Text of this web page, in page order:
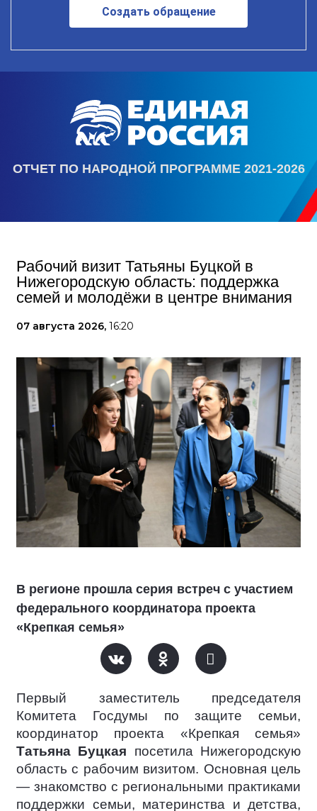
Создать обращение
ОТЧЕТ ПО НАРОДНОЙ ПРОГРАММЕ 2021-2026
Рабочий визит Татьяны Буцкой в
Нижегородскую область: поддержка
семей и молодёжи в центре внимания
07 августа 2026, 16:20
В регионе прошла серия встреч с участием
федерального координатора проекта
«Крепкая семья»
Первый заместитель председателя
Комитета Госдумы по защите семьи,
координатор проекта «Крепкая семья»
Татьяна Буцкая посетила Нижегородскую
область с рабочим визитом. Основная цель
— знакомство с региональными практиками
поддержки семьи, материнства и детства,